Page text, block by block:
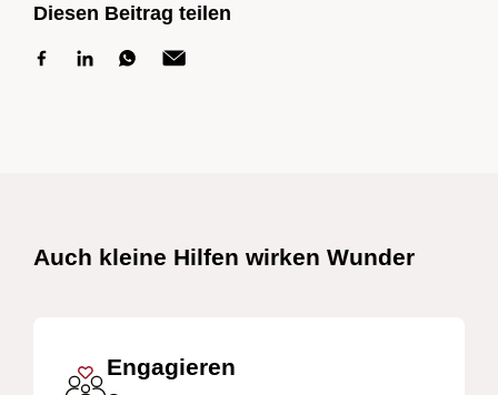
Diesen Beitrag teilen
Auch kleine Hilfen wirken Wunder
Engagieren